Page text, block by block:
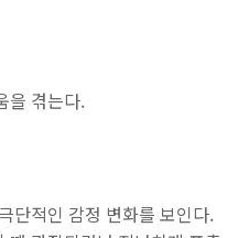
을 겪는다.
단적인 감정 변화를 보인다.